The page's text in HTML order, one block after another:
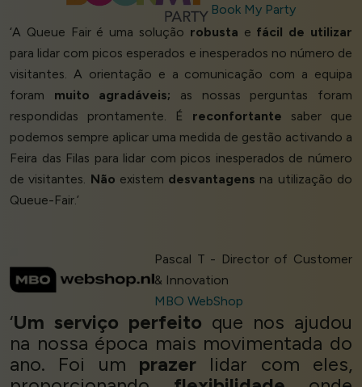
Book My Party
‘A Queue Fair é uma solução robusta e fácil de utilizar
para lidar com picos esperados e inesperados no número de
visitantes. A orientação e a comunicação com a equipa
foram muito agradáveis; as nossas perguntas foram
respondidas prontamente. É reconfortante saber que
podemos sempre aplicar uma medida de gestão activando a
Feira das Filas para lidar com picos inesperados de número
de visitantes. Não existem desvantagens na utilização do
Queue-Fair.’
Pascal T - Director of Customer
& Innovation
MBO WebShop
‘Um serviço perfeito que nos ajudou
na nossa época mais movimentada do
ano. Foi um prazer lidar com eles,